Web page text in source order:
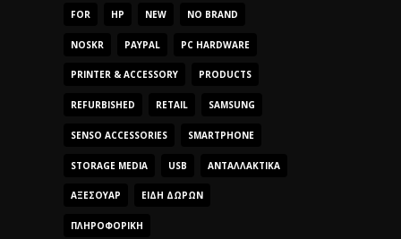
FOR HP NEW NO BRAND
NOSKR PAYPAL PC HARDWARE
PRINTER & ACCESSORY PRODUCTS
REFURBISHED RETAIL SAMSUNG
SENSO ACCESSORIES SMARTPHONE
STORAGE MEDIA USB ΑΝΤΑΛΛΑΚΤΙΚΆ
ΑΞΕΣΟΥΆΡ ΕΊΔΗ ΔΏΡΩΝ
ΠΛΗΡΟΦΟΡΙΚΉ